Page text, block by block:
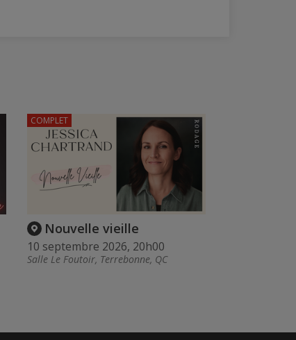
Nouvelle vieille
10 septembre 2026, 20h00
Salle Le Foutoir, Terrebonne, QC
COMPLET